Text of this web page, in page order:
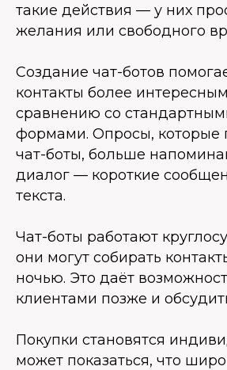
такие действия — у них
желания или свободного
Создание чат-ботов
контакты более
сравнению со
формами. Опросы, которые
чат-боты, больше
диалог — короткие
текста.
Чат-боты работают
они могут собирать
ночью. Это даёт
клиентами позже и
Покупки становятся
может показаться, что